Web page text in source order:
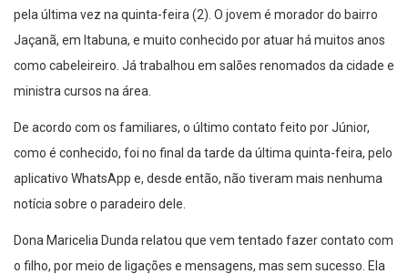
pela última vez na quinta-feira (2). O jovem é morador do bairro
Jaçanã, em Itabuna, e muito conhecido por atuar há muitos anos
como cabeleireiro. Já trabalhou em salões renomados da cidade e
ministra cursos na área.
De acordo com os familiares, o último contato feito por Júnior,
como é conhecido, foi no final da tarde da última quinta-feira, pelo
aplicativo WhatsApp e, desde então, não tiveram mais nenhuma
notícia sobre o paradeiro dele.
Dona Maricelia Dunda relatou que vem tentado fazer contato com
o filho, por meio de ligações e mensagens, mas sem sucesso. Ela